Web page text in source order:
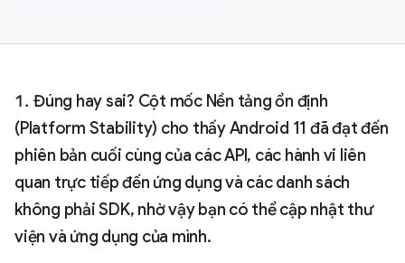
Đúng hay sai? Cột mốc Nền tảng ổn định
(Platform Stability) cho thấy Android 11 đã đạt đến
phiên bản cuối cùng của các API, các hành vi liên
quan trực tiếp đến ứng dụng và các danh sách
không phải SDK, nhờ vậy bạn có thể cập nhật thư
viện và ứng dụng của mình.